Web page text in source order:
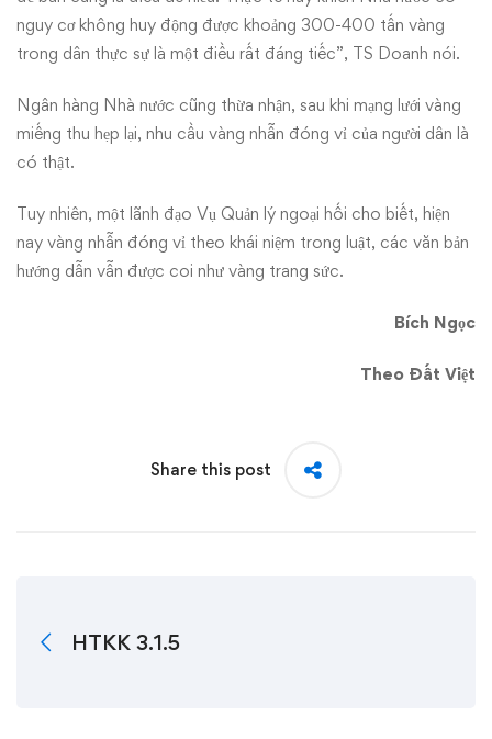
nguy cơ không huy động được khoảng 300-400 tấn vàng
trong dân thực sự là một điều rất đáng tiếc”, TS Doanh nói.
Ngân hàng Nhà nước cũng thừa nhận, sau khi mạng lưới vàng
miếng thu hẹp lại, nhu cầu vàng nhẫn đóng vỉ của người dân là
có thật.
Tuy nhiên, một lãnh đạo Vụ Quản lý ngoại hối cho biết, hiện
nay vàng nhẫn đóng vỉ theo khái niệm trong luật, các văn bản
hướng dẫn vẫn được coi như vàng trang sức.
Bích Ngọc
Theo Đất Việt
Share this post
HTKK 3.1.5